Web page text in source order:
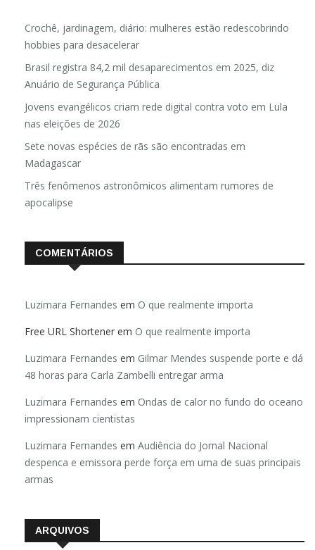
Crochê, jardinagem, diário: mulheres estão redescobrindo
hobbies para desacelerar
Brasil registra 84,2 mil desaparecimentos em 2025, diz
Anuário de Segurança Pública
Jovens evangélicos criam rede digital contra voto em Lula
nas eleições de 2026
Sete novas espécies de rãs são encontradas em
Madagascar
Três fenômenos astronômicos alimentam rumores de
apocalipse
COMENTÁRIOS
Luzimara Fernandes em O que realmente importa
Free URL Shortener em O que realmente importa
Luzimara Fernandes em Gilmar Mendes suspende porte e dá
48 horas para Carla Zambelli entregar arma
Luzimara Fernandes em Ondas de calor no fundo do oceano
impressionam cientistas
Luzimara Fernandes em Audiência do Jornal Nacional
despenca e emissora perde força em uma de suas principais
armas
ARQUIVOS